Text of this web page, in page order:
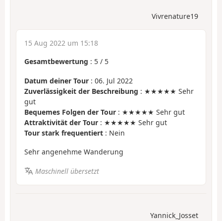
Vivrenature19
15 Aug 2022 um 15:18
Gesamtbewertung : 5 / 5
Datum deiner Tour : 06. Jul 2022
Zuverlässigkeit der Beschreibung : ★★★★★ Sehr
gut
Bequemes Folgen der Tour : ★★★★★ Sehr gut
Attraktivität der Tour : ★★★★★ Sehr gut
Tour stark frequentiert : Nein
Sehr angenehme Wanderung
Maschinell übersetzt
Yannick_Josset